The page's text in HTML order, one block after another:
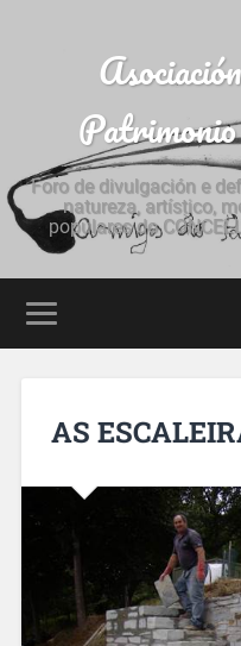
Foro de divulgación e
natureza, artístico,
populares do
AS